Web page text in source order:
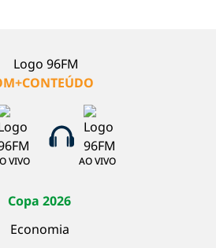
VIVO AO VIVO
Copa 2026
Economia